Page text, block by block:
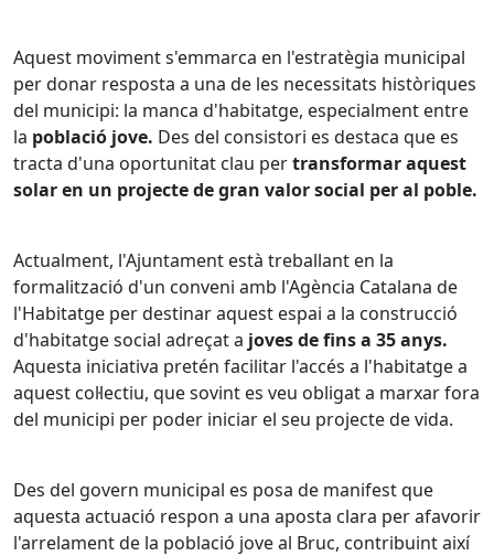
Aquest moviment s'emmarca en l'estratègia municipal
per donar resposta a una de les necessitats històriques
del municipi: la manca d'habitatge, especialment entre
la població jove. Des del consistori es destaca que es
tracta d'una oportunitat clau pertransformar aquest
solar en un projecte de gran valor social per al poble.
Actualment, l'Ajuntament està treballant en la
formalització d'un conveni amb l'Agència Catalana de
l'Habitatge per destinar aquest espai a la construcció
d'habitatge social adreçat a joves de fins a 35 anys.
Aquesta iniciativa pretén facilitar l'accés a l'habitatge a
aquest col·lectiu, que sovint es veu obligat a marxar fora
del municipi per poder iniciar el seu projecte de vida.
Des del govern municipal es posa de manifest que
aquesta actuació respon a una aposta clara per afavorir
l'arrelament de la població jove al Bruc, contribuint així